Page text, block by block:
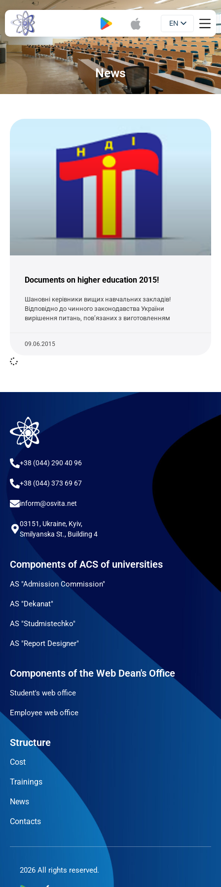
EN
UA
News
Documents on higher education 2015!
Шановні керівники вищих навчальних закладів!
Відповідно до чинного законодавства України
вирішення питань, пов’язаних з виготовленням
09.06.2015
+38 (044) 290 40 96
+38 (044) 373 69 67
inform@osvita.net
03151, Ukraine, Kyiv,
Smilyanska St., Building 4
Components of ACS of universities
AS "Admission Commission"
AS "Dekanat"
AS "Studmistechko"
AS "Report Designer"
Components of the Web Dean's Office
Student's web office
Employee web office
Structure
Cost
Trainings
News
Contacts
2026 All rights reserved.